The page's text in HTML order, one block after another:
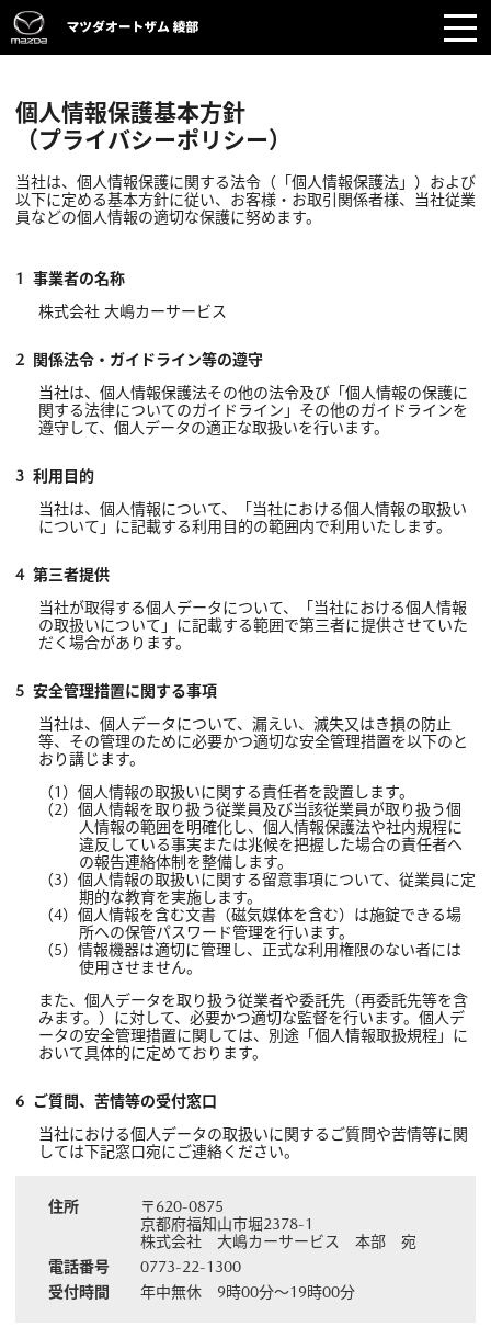
個人情報保護基本方針
（プライバシーポリシー）
当社は、個人情報保護に関する法令（「個人情報保護法」）および
以下に定める基本方針に従い、お客様・お取引関係者様、当社従業
員などの個人情報の適切な保護に努めます。
事業者の名称
株式会社 大嶋カーサービス
関係法令・ガイドライン等の遵守
当社は、個人情報保護法その他の法令及び「個人情報の保護に
関する法律についてのガイドライン」その他のガイドラインを
遵守して、個人データの適正な取扱いを行います。
利用目的
当社は、個人情報について、「当社における個人情報の取扱い
について」に記載する利用目的の範囲内で利用いたします。
第三者提供
当社が取得する個人データについて、「当社における個人情報
の取扱いについて」に記載する範囲で第三者に提供させていた
だく場合があります。
安全管理措置に関する事項
当社は、個人データについて、漏えい、滅失又はき損の防止
等、その管理のために必要かつ適切な安全管理措置を以下のと
おり講じます。
個人情報の取扱いに関する責任者を設置します。
個人情報を取り扱う従業員及び当該従業員が取り扱う個
人情報の範囲を明確化し、個人情報保護法や社内規程に
違反している事実または兆候を把握した場合の責任者へ
の報告連絡体制を整備します。
個人情報の取扱いに関する留意事項について、従業員に定
期的な教育を実施します。
個人情報を含む文書（磁気媒体を含む）は施錠できる場
所への保管パスワード管理を行います。
情報機器は適切に管理し、正式な利用権限のない者には
使用させません。
また、個人データを取り扱う従業者や委託先（再委託先等を含
みます。）に対して、必要かつ適切な監督を行います。個人デ
ータの安全管理措置に関しては、別途「個人情報取扱規程」に
おいて具体的に定めております。
ご質問、苦情等の受付窓口
当社における個人データの取扱いに関するご質問や苦情等に関
しては下記窓口宛にご連絡ください。
住所
〒620-0875
京都府福知山市堀2378-1
株式会社 大嶋カーサービス 本部 宛
電話番号
0773-22-1300
受付時間
年中無休 9時00分～19時00分